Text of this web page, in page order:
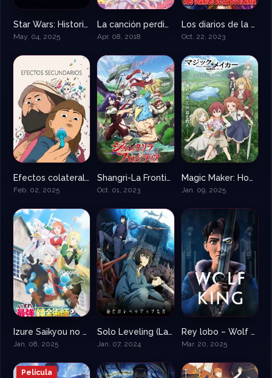
8.143Star Wars: Historias del inframundo
May. 04, 2025
7.8
La canción perdida – Lost Song
Apr. 08, 2018
8.708Los diarios de la boticaria – Kusuriya no Hitorigoto
Oct. 22, 2023
8.7Efectos colaterales
Feb. 02, 2025
8.074Shangri-La Frontier
Oct. 01, 2023
7.778
Magic Maker: How to Make Magic in Another World
Jan. 09, 2025
7.8Izure Saikyou no Renkinjutsushi
Jan. 08, 2025
8.7Solo Leveling (Latino – Sub)
Jan. 07, 2024
7Rey lobo – Wolf King
Mar. 20, 2025
Película